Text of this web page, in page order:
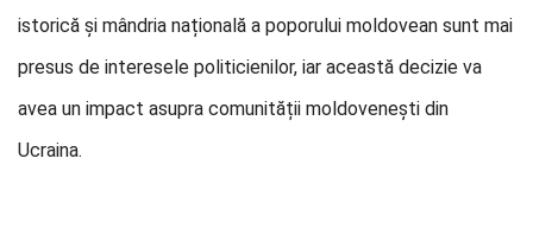
istorică și mândria națională a poporului moldovean sunt mai
presus de interesele politicienilor, iar această decizie va
avea un impact asupra comunității moldovenești din
Ucraina.